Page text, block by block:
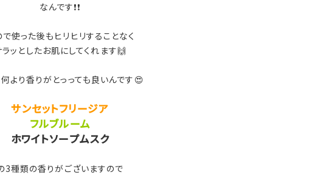
なんです❗❗
使った後もヒリヒリすることなく
ラッとしたお肌にしてくれます🙌
より香りがとっっても良いんです😍
サンセットフリージア
フルブルーム
ホワイトソープムスク
3種類の香りがございますので